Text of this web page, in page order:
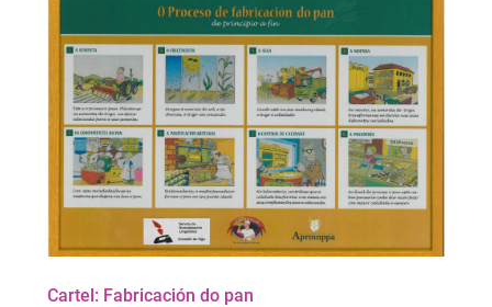
Cartel: Fabricación do pan